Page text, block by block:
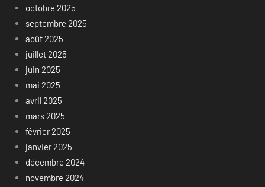
octobre 2025
septembre 2025
août 2025
juillet 2025
juin 2025
mai 2025
avril 2025
mars 2025
février 2025
janvier 2025
décembre 2024
novembre 2024